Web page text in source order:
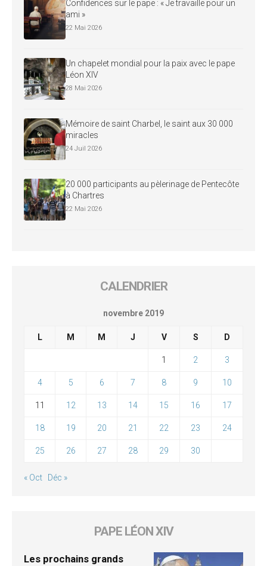
Confidences sur le pape : « Je travaille pour un
ami »
22 Mai 2026
Un chapelet mondial pour la paix avec le pape
Léon XIV
28 Mai 2026
Mémoire de saint Charbel, le saint aux 30 000
miracles
24 Juil 2026
20 000 participants au pèlerinage de Pentecôte
à Chartres
22 Mai 2026
CALENDRIER
novembre 2019
L M M J V S D
1 2 3
4 5 6 7 8 9 10
11 12 13 14 15 16 17
18 19 20 21 22 23 24
25 26 27 28 29 30
« Oct Déc »
PAPE LÉON XIV
Les prochains grands